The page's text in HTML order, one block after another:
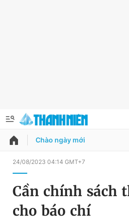
QUẢNG CÁO
Chuyên mục
Đổi mật khẩu
Tin đã lưu
Chào ngày mới
24/08/2023 04:14 GMT+7
Cần chính sách
cho báo chí